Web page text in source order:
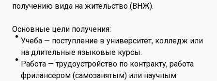
получению вида на жительство (ВНЖ).
Основные цели получения:
Учеба — поступление в университет, колледж или
на длительные языковые курсы.
Работа — трудоустройство по контракту, работа
фрилансером (самозанятым) или научным